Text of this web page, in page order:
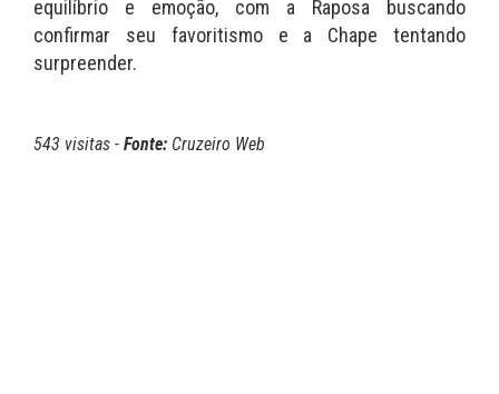
equilíbrio e emoção, com a Raposa buscando
confirmar seu favoritismo e a Chape tentando
surpreender.
543 visitas - Fonte: Cruzeiro Web